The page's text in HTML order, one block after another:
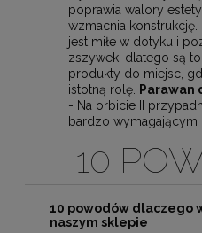
poprawia walory
wzmacnia
jest miłe w dotyku i
zszywek, dlatego są
produkty do miejsc,
istotną rolę. Parawan
- Na orbicie II
bardzo wymagającym
10
10 powodów dlaczego
naszym sklepie